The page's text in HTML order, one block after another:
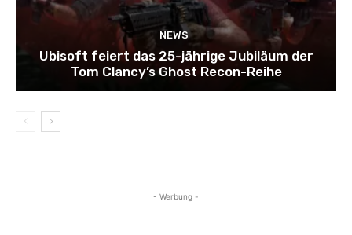
NEWS
Ubisoft feiert das 25-jährige Jubiläum der
Tom Clancy’s Ghost Recon-Reihe
- Werbung -